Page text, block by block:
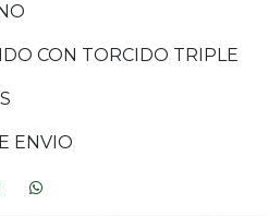
CON TORCIDO TRIPLE
ENVIO